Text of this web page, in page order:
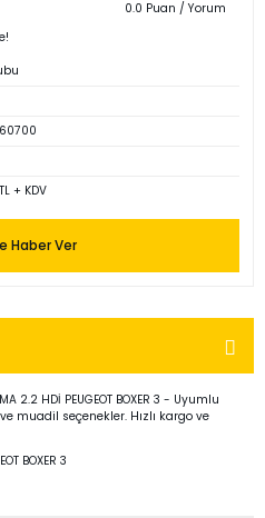
0.0 Puan / Yorum
+ KDV
Haber Ver
2.2 HDİ PEUGEOT BOXER 3 - Uyumlu
muadil seçenekler. Hızlı kargo ve
BOXER 3